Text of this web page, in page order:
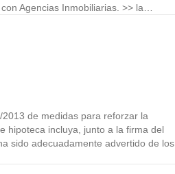
Agencias Inmobiliarias. >> la…
de medidas para reforzar la
hipoteca incluya, junto a la firma del
sido adecuadamente advertido de los